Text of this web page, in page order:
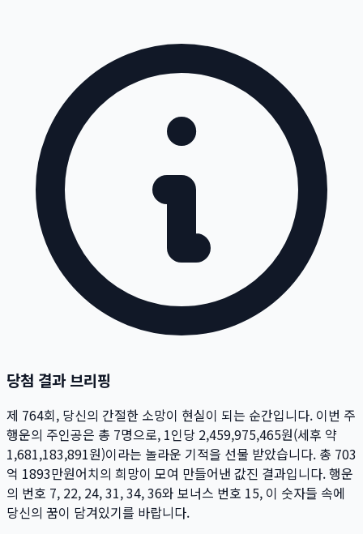
당첨 결과 브리핑
제 764회, 당신의 간절한 소망이 현실이 되는 순간입니다. 이번 주
행운의 주인공은 총 7명으로, 1인당 2,459,975,465원(세후 약
1,681,183,891원)이라는 놀라운 기적을 선물 받았습니다. 총 703
억 1893만원어치의 희망이 모여 만들어낸 값진 결과입니다. 행운
의 번호 7, 22, 24, 31, 34, 36와 보너스 번호 15, 이 숫자들 속에
당신의 꿈이 담겨있기를 바랍니다.